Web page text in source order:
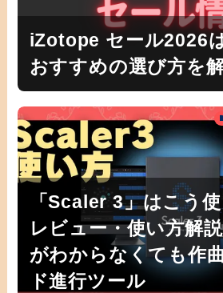
iZotope セール2026
おすすめの選び方を
「Scaler 3」はこう
レビュー・使い方解
がわからなくても作
ド進行ツール